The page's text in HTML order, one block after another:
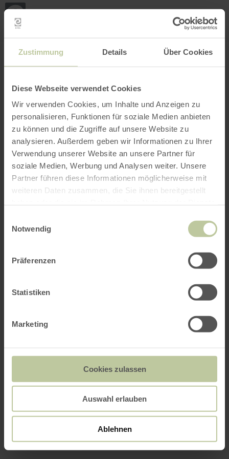
Zustimmung Details Über Cookies
Diese Webseite verwendet Cookies
Wir verwenden Cookies, um Inhalte und Anzeigen zu
personalisieren, Funktionen für soziale Medien anbieten
zu können und die Zugriffe auf unsere Website zu
analysieren. Außerdem geben wir Informationen zu Ihrer
Verwendung unserer Website an unsere Partner für
soziale Medien, Werbung und Analysen weiter. Unsere
Partner führen diese Informationen möglicherweise mit
weiteren Daten zusammen, die Sie ihnen bereitgestellt
Notwendig
Präferenzen
Statistiken
Marketing
Cookies zulassen
Auswahl erlauben
Ablehnen
CARTE INTERACTIVE
ma
Ouvrir le filtre